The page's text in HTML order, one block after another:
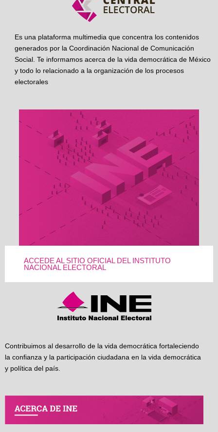
Es una plataforma multimedia que concentra los contenidos
generados por la Coordinación Nacional de Comunicación
Social. Te informamos acerca de la vida democrática de México
y todo lo relacionado a la organización de los procesos
electorales
ACCEDE AL SITIO OFICIAL DEL INSTITUTO
NACIONAL ELECTORAL
Contribuimos al desarrollo de la vida democrática fortaleciendo
la confianza y la participación ciudadana en la vida democrática
y política del país.